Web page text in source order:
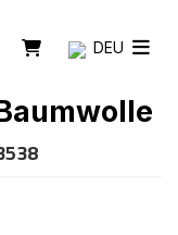
DEU